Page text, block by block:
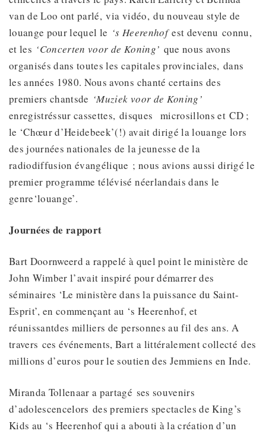
van de Loo ont parlé, via vidéo, du nouveau style de
louange pour lequel le ‘s Heerenhofest devenu connu,
et les ‘Concerten voor de Koning’ que nous avons
organisés dans toutes les capitales provinciales, dans
les années 1980. Nous avons chanté certains des
premiers chantsde ‘Muziek voor de Koning’
enregistréssur cassettes, disques microsillons et CD ;
le ‘Chœur d’Heidebeek’(!) avait dirigé la louange lors
des journées nationales de la jeunesse de la
radiodiffusion évangélique ; nous avions aussi dirigé le
premier programme télévisé néerlandais dans le
genre‘louange’.
Journéesde rapport
Bart Doornweerd a rappelé à quel point le ministère de
John Wimber l’avait inspiré pour démarrer des
séminaires ‘Le ministère dans la puissance du Saint-
Esprit’, en commençant au ‘s Heerenhof, et
réunissantdes milliers de personnes au fil des ans. A
travers ces événements, Bart a littéralement collecté des
millions d’euros pour le soutien des Jemmiens en Inde.
Miranda Tollenaar a partagé ses souvenirs
d’adolescencelors des premiers spectacles de King’s
Kids au ‘s Heerenhof qui a abouti à la création d’un